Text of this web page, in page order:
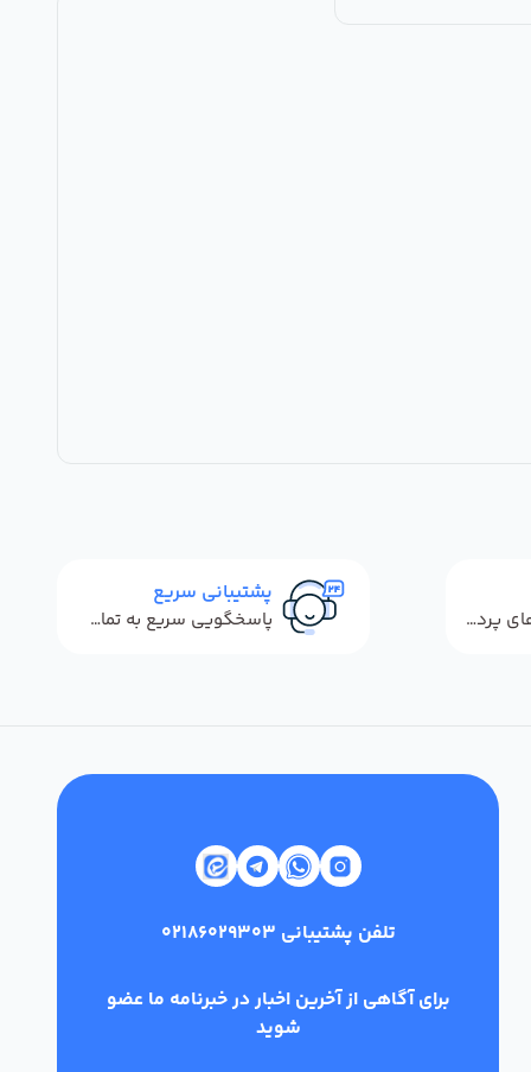
استفاده از روش‌های پرداخت امن
پشتیبانی سریع
پاسخگویی سریع به تماس‌ها و پیام‌ها
تلفن پشتیبانی 02186029303
برای آگاهی از آخرین اخبار در خبرنامه ما عضو
شوید